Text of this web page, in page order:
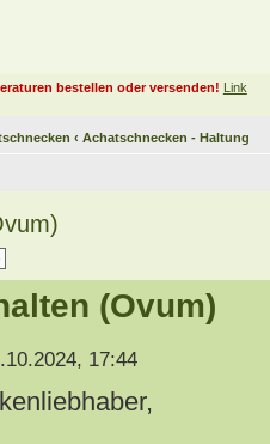
bestellen oder versenden! Link
‹ Achatschnecken - Haltung
(Ovum)
17:44